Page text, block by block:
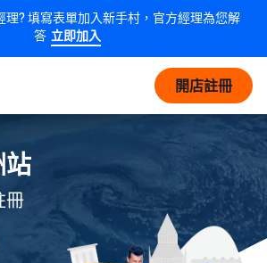
理? 填寫表單加入新手村，官方經理為您解
答 立即加入
開店註冊
站
冊